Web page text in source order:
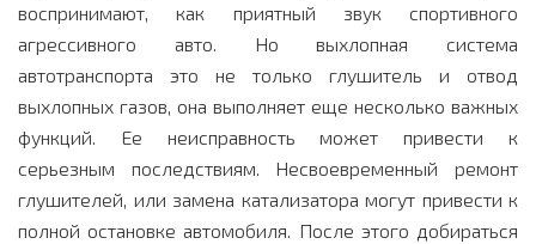
воспринимают, как приятный звук спортивного
агрессивного авто. Но выхлопная система
автотранспорта это не только глушитель и отвод
выхлопных газов, она выполняет еще несколько важных
функций. Ее неисправность может привести к
серьезным последствиям. Несвоевременный ремонт
глушителей, или замена катализатора могут привести к
полной остановке автомобиля. После этого добираться